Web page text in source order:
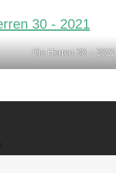
Die Herren 30 – 2021